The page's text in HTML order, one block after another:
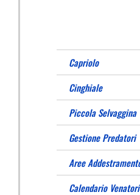
Capriolo
Cinghiale
Piccola Selvaggina
Gestione Predatori
Aree
Calendario